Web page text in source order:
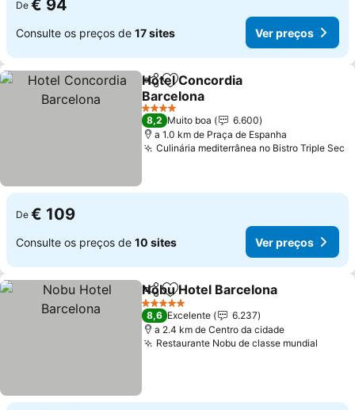
De € 94
Consulte os preços de 17 sites Ver preços
PartilharAdicionar aos favoritos
Hotel Concordia
Barcelona
4 Estrelas
8,2 Muito boa
6.600
a 1.0 km de Praça de Espanha
Culinária mediterrânea no Bistro Triple Sec
De € 109
Consulte os preços de 10 sites Ver preços
PartilharAdicionar aos favoritos
Nobu Hotel Barcelona
5 Estrelas
8,6 Excelente
6.237
a 2.4 km de Centro da cidade
Restaurante Nobu de classe mundial